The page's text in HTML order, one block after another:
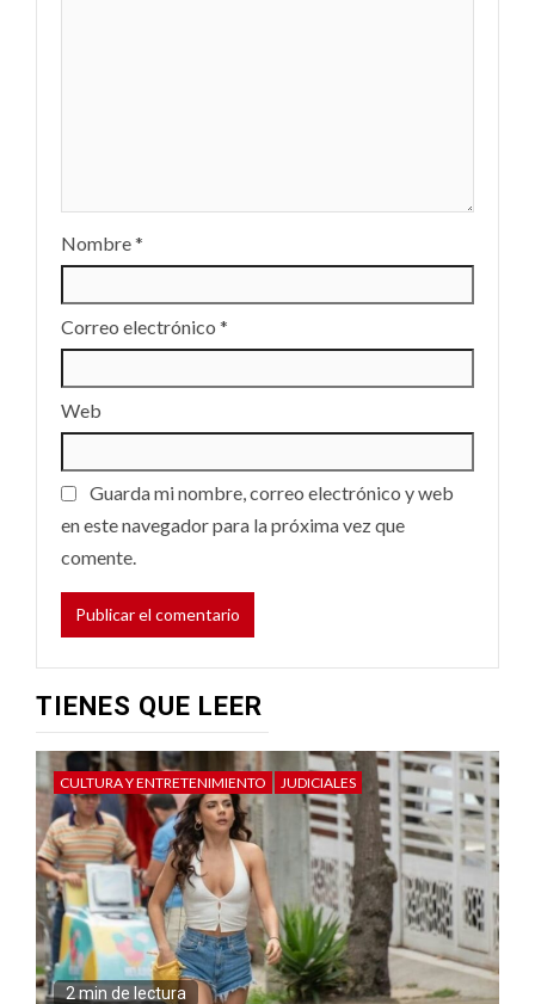
Nombre*
Correo electrónico *
Web
Guarda mi nombre, correo electrónico y web
en este navegador para la próxima vez que
comente.
TIENES QUE LEER
CULTURA Y ENTRETENIMIENTO JUDICIALES
2 min de lectura